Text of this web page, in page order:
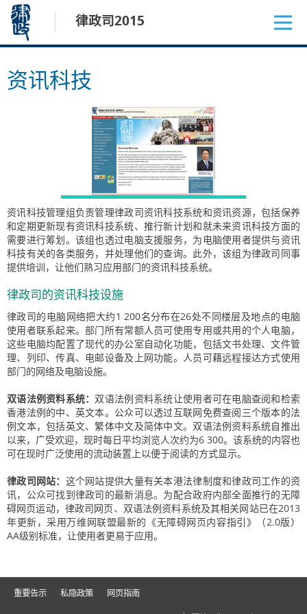
容
律政司2015
资讯科技
资讯科技管理组负责管理律政司资讯科技系统和资讯资源，包括保养
和定期更新现有资讯科技系统、推行新计划和就未来资讯科技方面的
需要进行筹划。该组也透过电脑支援服务，为电脑使用者提供与资讯
科技有关的各类服务，并处理他们的查询。此外，该组为律政司同事
提供培训，让他们熟习应用部门的资讯科技系统。
律政司的资讯科技设施
律政司的电脑网络把大约1 200名分布在26处不同楼层及地点的电脑
使用者联系起来。部门所有常额人员可使用专用或共用的个人电脑，
这些电脑均配置了现代的办公室自动化功能，包括文书处理、文件管
理、列印、传真、电邮设备及上网功能。人员可藉远程接达方式使用
部门的网络及电脑设施。
双语法例资料系统： 双语法例资料系统让使用者可在电脑查阅和检索
香港法例的中、英文本。公众可以透过互联网免费查阅三个版本的法
例文本，包括英文、繁体中文及简体中文。双语法例资料系统自推出
以来，广受欢迎，现时每日平均浏览人次约为6 300。该系统的内容也
可在现时广泛使用的流动装置上以便于阅读的方式显示。
律政司网站： 这个网站提供大量有关本港法律制度和律政司工作的资
讯，公众可找到律政司的最新消息。为配合政府内部全面推行的无障
碍网页运动，律政司网页、双语法例资料系统及其相关网站已在2013
年更新，采用万维网联盟最新的《无障碍网页内容指引》（2.0版）
AA级别标准，让使用者更易于应用。
重要告示 私隐政策 网页指南